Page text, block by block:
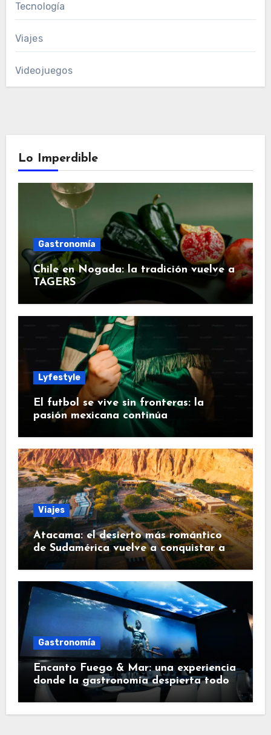
Tecnología
Viajes
Videojuegos
Lo Imperdible
Gastronomía
Chile en Nogada: la tradición vuelve a
TAGERS
Lyfestyle
El futbol se vive sin fronteras: la
pasión mexicana continúa
Viajes
Atacama: el desierto más romántico
de Sudamérica vuelve a conquistar a
los viajeros
Gastronomía
Encanto Fuego & Mar: una experiencia
donde la gastronomía despierta todos
los sentidos